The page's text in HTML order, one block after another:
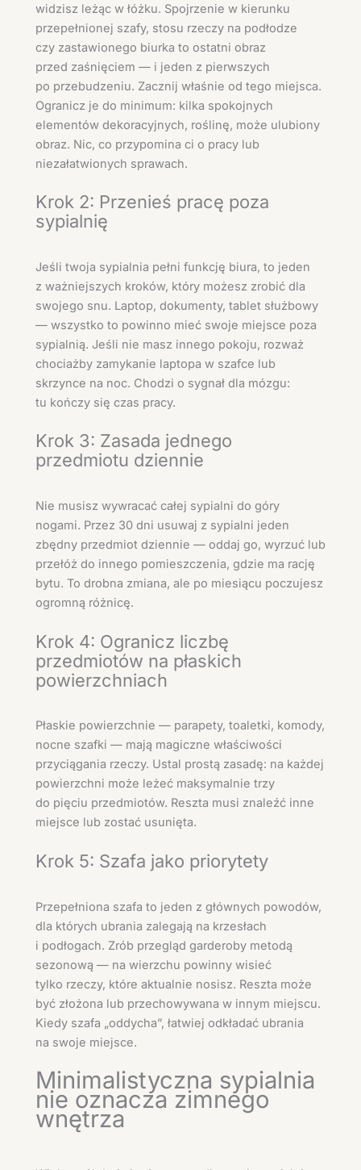
widzisz leżąc w łóżku. Spojrzenie w kierunku
przepełnionej szafy, stosu rzeczy na podłodze
czy zastawionego biurka to ostatni obraz
przed zaśnięciem — i jeden z pierwszych
po przebudzeniu. Zacznij właśnie od tego miejsca.
Ogranicz je do minimum: kilka spokojnych
elementów dekoracyjnych, roślinę, może ulubiony
obraz. Nic, co przypomina ci o pracy lub
niezałatwionych sprawach.
Krok 2: Przenieś pracę poza
sypialnię
Jeśli twoja sypialnia pełni funkcję biura, to jeden
z ważniejszych kroków, który możesz zrobić dla
swojego snu. Laptop, dokumenty, tablet służbowy
— wszystko to powinno mieć swoje miejsce poza
sypialnią. Jeśli nie masz innego pokoju, rozważ
chociażby zamykanie laptopa w szafce lub
skrzynce na noc. Chodzi o sygnał dla mózgu:
tu kończy się czas pracy.
Krok 3: Zasada jednego
przedmiotu dziennie
Nie musisz wywracać całej sypialni do góry
nogami. Przez 30 dni usuwaj z sypialni jeden
zbędny przedmiot dziennie — oddaj go, wyrzuć lub
przełóż do innego pomieszczenia, gdzie ma rację
bytu. To drobna zmiana, ale po miesiącu poczujesz
ogromną różnicę.
Krok 4: Ogranicz liczbę
przedmiotów na płaskich
powierzchniach
Płaskie powierzchnie — parapety, toaletki, komody,
nocne szafki — mają magiczne właściwości
przyciągania rzeczy. Ustal prostą zasadę: na każdej
powierzchni może leżeć maksymalnie trzy
do pięciu przedmiotów. Reszta musi znaleźć inne
miejsce lub zostać usunięta.
Krok 5: Szafa jako priorytety
Przepełniona szafa to jeden z głównych powodów,
dla których ubrania zalegają na krzesłach
i podłogach. Zrób przegląd garderoby metodą
sezonową — na wierzchu powinny wisieć
tylko rzeczy, które aktualnie nosisz. Reszta może
być złożona lub przechowywana w innym miejscu.
Kiedy szafa „oddycha”, łatwiej odkładać ubrania
na swoje miejsce.
Minimalistyczna sypialnia
nie oznacza zimnego
wnętrza